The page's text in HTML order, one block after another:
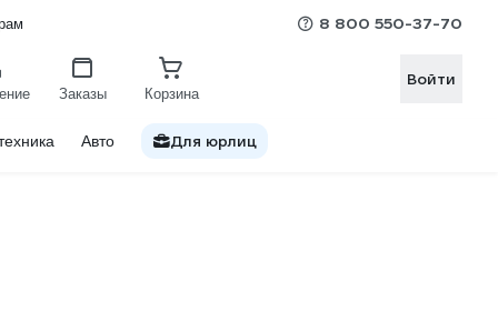
8 800 550-37-70
Заказы Корзина
Войти
Авто Для юрлиц